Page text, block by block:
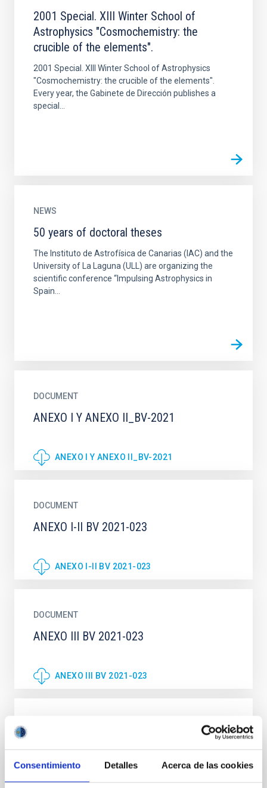
Consentimiento Detalles Acerca de las cookies
2001 Special. XIII Winter School of
Astrophysics "Cosmochemistry: the
crucible of the elements".
2001 Special. XIII Winter School of Astrophysics
"Cosmochemistry: the crucible of the elements".
Every year, the Gabinete de Dirección publishes a
special...
NEWS
50 years of doctoral theses
The Instituto de Astrofísica de Canarias (IAC) and the
University of La Laguna (ULL) are organizing the
scientific conference “Impulsing Astrophysics in
Spain...
DOCUMENT
ANEXO I Y ANEXO II_BV-2021
ANEXO I Y ANEXO II_BV-2021
DOCUMENT
ANEXO I-II BV 2021-023
ANEXO I-II BV 2021-023
DOCUMENT
ANEXO III BV 2021-023
ANEXO III BV 2021-023
ANEXO III_BV-2021
ANEXO III_BV-2021